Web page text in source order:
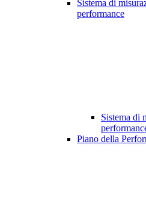
Sistema di
performance
Sistema di
Piano della